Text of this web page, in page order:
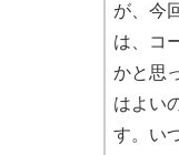
が、今
は、コ
かと思
はよい
す。い